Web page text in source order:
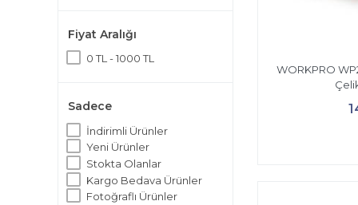
Fiyat Aralığı
0 TL - 1000 TL
Sadece
İndirimli Ürünler
Yeni Ürünler
Stokta Olanlar
Kargo Bedava Ürünler
Fotoğraflı Ürünler
WORKPRO